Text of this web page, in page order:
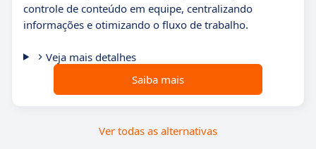
controle de conteúdo em equipe, centralizando
informações e otimizando o fluxo de trabalho.
Veja mais detalhes
Saiba mais
Ver todas as alternativas